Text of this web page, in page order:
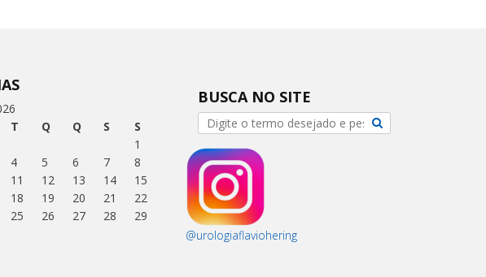
T Q Q S
S
1
4 5 6 7
8
11 12 13 14
15
18 19 20 21
22
25 26 27 28
29
BUSCA NO SITE
@urologiaflaviohering